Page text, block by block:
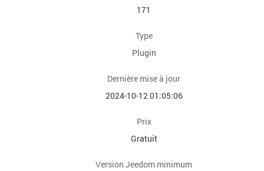
171
Type
Plugin
Dernière mise à jour
2024-10-12 01:05:06
Prix
Gratuit
Version Jeedom minimum